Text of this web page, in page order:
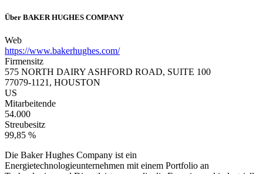
Über BAKER HUGHES COMPANY
Web
https://www.bakerhughes.com/
Firmensitz
575 NORTH DAIRY ASHFORD ROAD, SUITE 100
77079-1121, HOUSTON
US
Mitarbeitende
54.000
Streubesitz
99,85 %
Die Baker Hughes Company ist ein
Energietechnologieunternehmen mit einem Portfolio an